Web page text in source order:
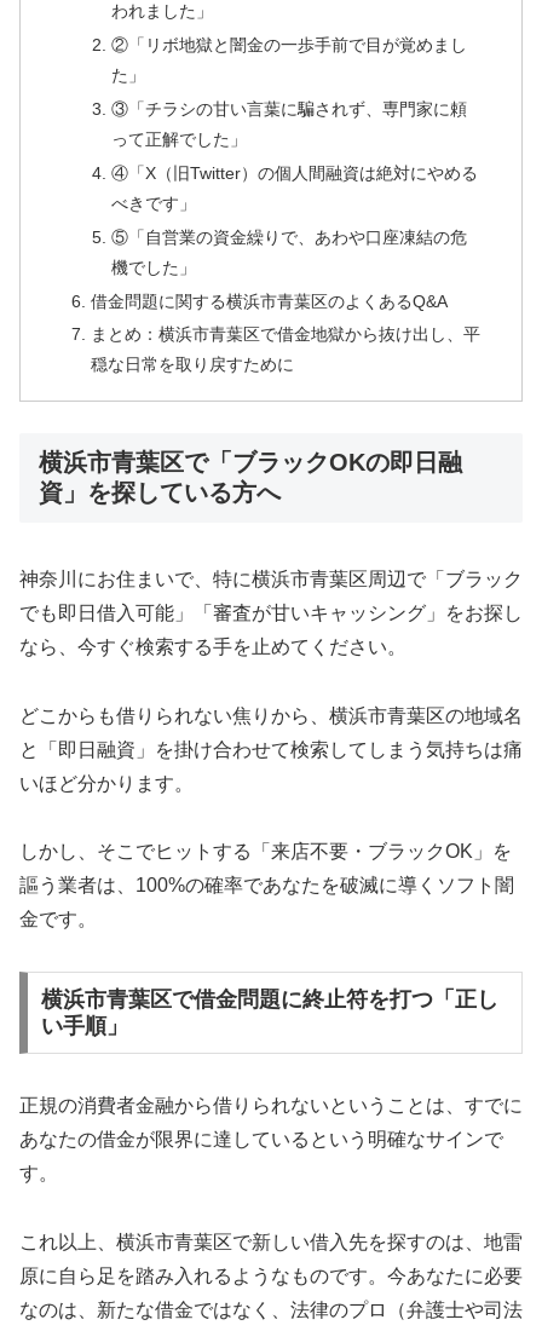
われました」
②「リボ地獄と闇金の一歩手前で目が覚めまし
た」
③「チラシの甘い言葉に騙されず、専門家に頼
って正解でした」
④「X（旧Twitter）の個人間融資は絶対にやめる
べきです」
⑤「自営業の資金繰りで、あわや口座凍結の危
機でした」
借金問題に関する横浜市青葉区のよくあるQ&A
まとめ：横浜市青葉区で借金地獄から抜け出し、平
穏な日常を取り戻すために
横浜市青葉区で「ブラックOKの即日融
資」を探している方へ
神奈川にお住まいで、特に横浜市青葉区周辺で「ブラック
でも即日借入可能」「審査が甘いキャッシング」をお探し
なら、今すぐ検索する手を止めてください。
どこからも借りられない焦りから、横浜市青葉区の地域名
と「即日融資」を掛け合わせて検索してしまう気持ちは痛
いほど分かります。
しかし、そこでヒットする「来店不要・ブラックOK」を
謳う業者は、100%の確率であなたを破滅に導くソフト闇
金です。
横浜市青葉区で借金問題に終止符を打つ「正し
い手順」
正規の消費者金融から借りられないということは、すでに
あなたの借金が限界に達しているという明確なサインで
す。
これ以上、横浜市青葉区で新しい借入先を探すのは、地雷
原に自ら足を踏み入れるようなものです。今あなたに必要
なのは、新たな借金ではなく、法律のプロ（弁護士や司法